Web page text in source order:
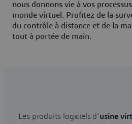
nous donnons vie à vos
monde virtuel. Profitez de la
du contrôle à distance et de la
tout à portée de main.
Les produits logiciels d'usine